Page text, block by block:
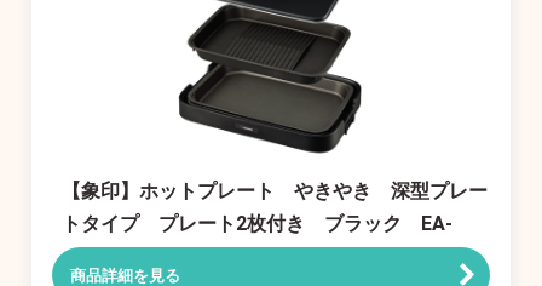
【象印】ホットプレート やきやき 深型プレー
トタイプ プレート2枚付き ブラック EA-
KE20-BA
商品詳細を見る